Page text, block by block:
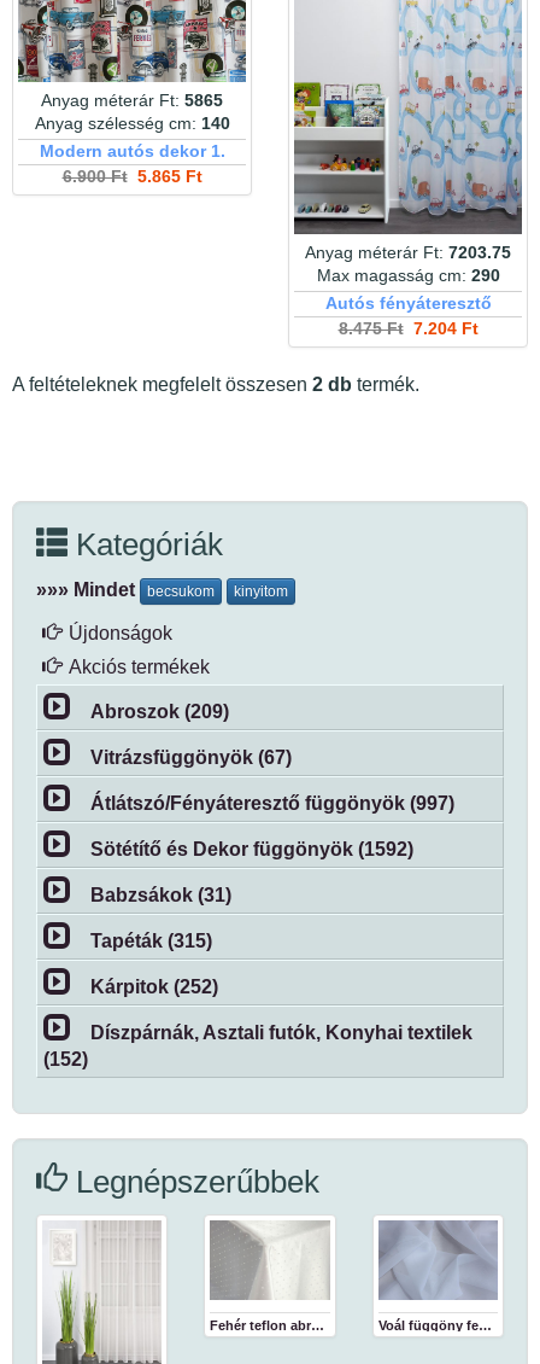
Anyag méterár Ft: 5865
Anyag szélesség cm: 140
Modern autós dekor 1.
6.900 Ft5.865 Ft
Anyag méterár Ft: 7203.75
Max magasság cm: 290
Autós fényáteresztő
8.475 Ft7.204 Ft
A feltételeknek megfelelt összesen 2 db termék.
Kategóriák
»»» Mindet becsukom kinyitom
Újdonságok
Akciós termékek
Abroszok (209)
Vitrázsfüggönyök (67)
Átlátszó/Fényáteresztő függönyök (997)
Sötétítő és Dekor függönyök (1592)
Babzsákok (31)
Tapéták (315)
Kárpitok (252)
Díszpárnák, Asztali futók, Konyhai textilek
(152)
Legnépszerűbbek
Fehér teflon abrosz Voál függöny fehér 180 cm